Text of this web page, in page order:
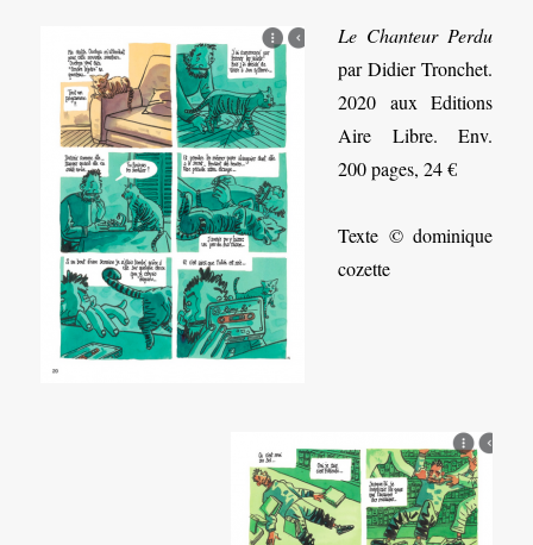
Le Chanteur Perdu
par Didier Tronchet.
2020 aux Editions
Aire Libre. Env.
200 pages, 24 €
Texte © dominique
cozette